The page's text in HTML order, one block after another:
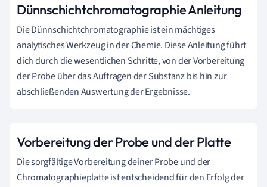
Dünnschichtchromatographie Anleitung
Die Dünnschichtchromatographie ist ein mächtiges
analytisches Werkzeug in der Chemie. Diese Anleitung führt
dich durch die wesentlichen Schritte, von der Vorbereitung
der Probe über das Auftragen der Substanz bis hin zur
abschließenden Auswertung der Ergebnisse.
Vorbereitung der Probe und der Platte
Die sorgfältige Vorbereitung deiner Probe und der
Chromatographieplatte ist entscheidend für den Erfolg der